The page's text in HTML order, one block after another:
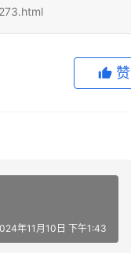
赞
年11月10日 下午1:43